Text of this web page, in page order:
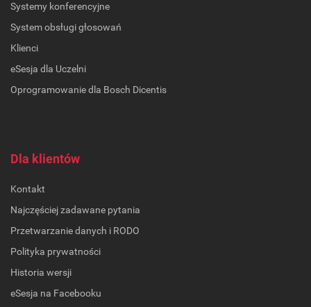
Systemy konferencyjne
System obsługi głosowań
Klienci
eSesja dla Uczelni
Oprogramowanie dla Bosch Dicentis
Dla klientów
Kontakt
Najczęściej zadawane pytania
Przetwarzanie danych i RODO
Polityka prywatności
Historia wersji
eSesja na Facebooku